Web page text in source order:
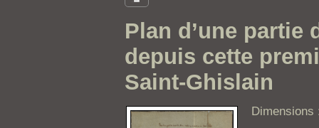
Plan d’une partie
depuis cette
Saint-Ghislain
Dimensions